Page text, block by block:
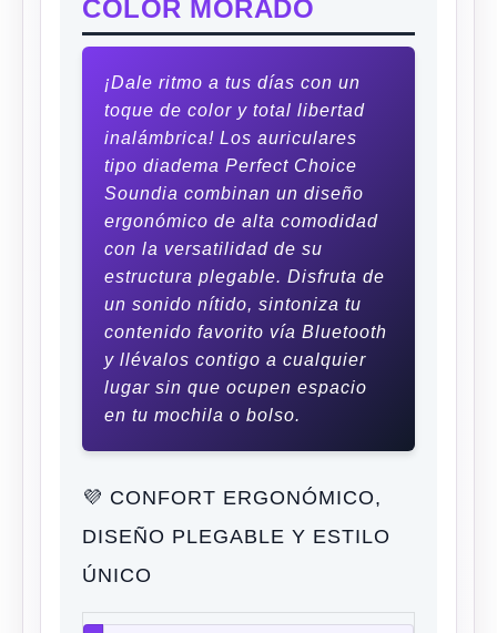
COLOR MORADO
¡Dale ritmo a tus días con un
toque de color y total libertad
inalámbrica! Los auriculares
tipo diadema Perfect Choice
Soundia combinan un diseño
ergonómico de alta comodidad
con la versatilidad de su
estructura plegable. Disfruta de
un sonido nítido, sintoniza tu
contenido favorito vía Bluetooth
y llévalos contigo a cualquier
lugar sin que ocupen espacio
en tu mochila o bolso.
💜 CONFORT ERGONÓMICO,
DISEÑO PLEGABLE Y ESTILO
ÚNICO